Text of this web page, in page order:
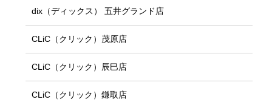
dix（ディックス） 五井グランド店
CLiC（クリック）茂原店
CLiC（クリック）辰巳店
CLiC（クリック）鎌取店